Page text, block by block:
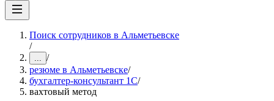
Поиск сотрудников в Альметьевске
/
... /
резюме в Альметьевске/
бухгалтер-консультант 1С/
вахтовый метод